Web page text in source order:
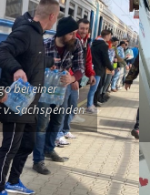
bei einer
Sachspenden